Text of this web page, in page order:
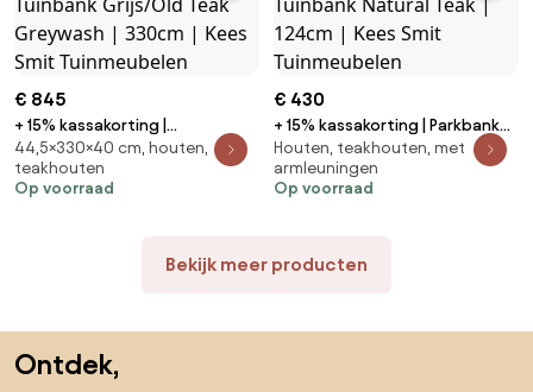
€ 845
+ 15% kassakorting |
Picknickbank Bellagio |
Aluminium | 6 personen |
Tuinbank Grijs/Old Teak
44,5×330×40 cm, houten,
teakhouten
Op voorraad
€ 430
+ 15% kassakorting | Parkbank
Sunyard | Teakhout | 2 personen
| Tuinbank Natural Teak | 124cm |
Kees Smit Tuinmeubelen
Houten, teakhouten, met
armleuningen
Op voorraad
Bekijk meer producten
Ontdek,